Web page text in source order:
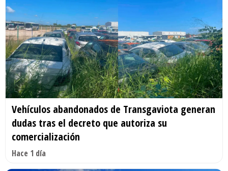
Vehículos abandonados de Transgaviota generan
dudas tras el decreto que autoriza su
comercialización
Hace 1 día